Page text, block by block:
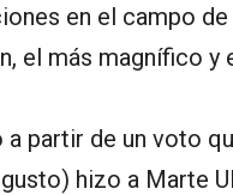
en el campo de
el más magnífico y
a partir de un voto
hizo a Marte